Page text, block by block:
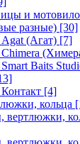
и мотовило
разные) [30]
(Агат) [7]
Baits
[4]
кольца
вертлюжки,